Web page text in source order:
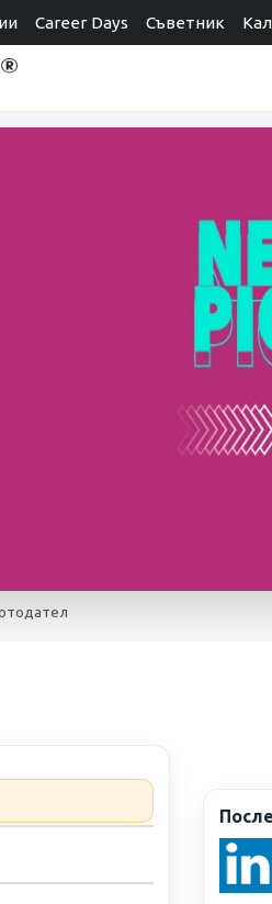
Career Days Съветник
над 300 служителя